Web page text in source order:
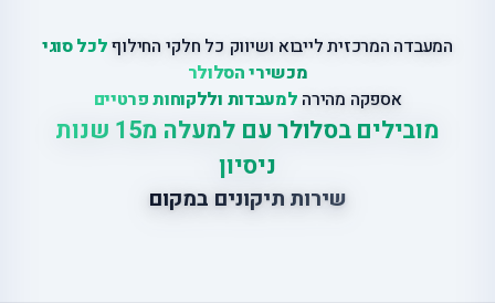
המעבדה המרכזית לייבוא ושיווק כל חלקי החילוףלכל סוגי
מכשירי הסלולר
אספקה מהירה למעבדות וללקוחות פרטיים
מובילים בסלולר עם למעלה מ15 שנות
ניסיון
שירות תיקונים במקום